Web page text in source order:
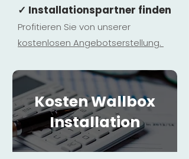
✓ Installationspartner finden
Profitieren Sie von unserer
kostenlosen Angebotserstellung.
Kosten Wallbox
Installation